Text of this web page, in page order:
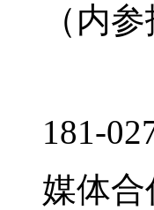
（内参
181-
媒体合